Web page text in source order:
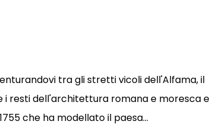
tra gli stretti vicoli dell'Alfama, il
i resti dell'architettura romana e moresca e
che ha modellato il paesa...